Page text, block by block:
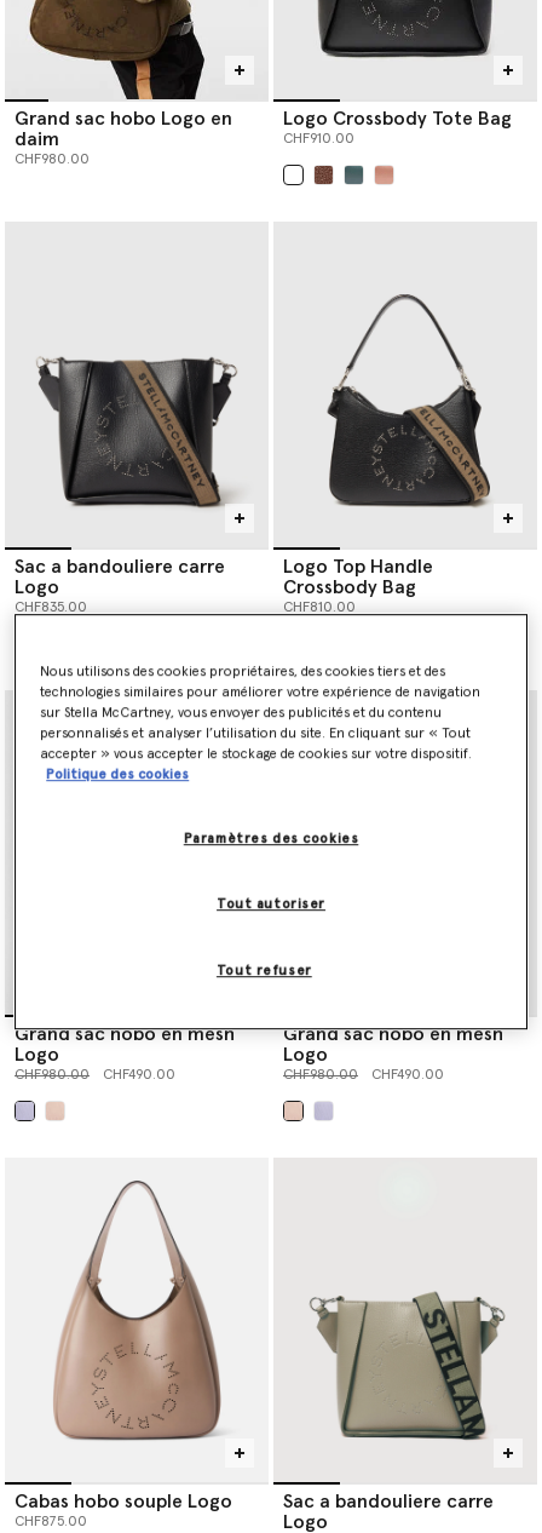
Grand sac hobo Logo en
daim
CHF980.00
Logo Crossbody Tote Bag
CHF910.00
Sac a bandouliere carre
Logo
CHF835.00
sélectionné
Logo Top Handle
Crossbody Bag
CHF810.00
sélectionné
Grand sac hobo en mesh
Logo
Prix réduit à partir de
CHF980.00jusqu’à
CHF490.00
Grand sac hobo en mesh
Logo
Prix réduit à partir de
CHF980.00jusqu’à
CHF490.00
Cabas hobo souple Logo
CHF875.00
Sac a bandouliere carre
Logo
Nous utilisons des cookies propriétaires, des cookies tiers et des
technologies similaires pour améliorer votre expérience de navigation
sur Stella McCartney, vous envoyer des publicités et du contenu
personnalisés et analyser l’utilisation du site. En cliquant sur « Tout
accepter » vous accepter le stockage de cookies sur votre dispositif.
Politique des cookies
Paramètres des cookies
Tout refuser
Tout autoriser